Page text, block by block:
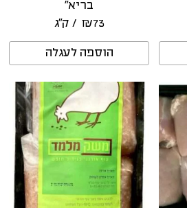
בריא”
₪73 / ק״ג
הוספה לעגלה